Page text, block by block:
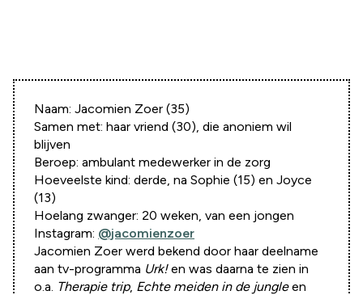
Naam: Jacomien Zoer (35)
Samen met: haar vriend (30), die anoniem wil
blijven
Beroep: ambulant medewerker in de zorg
Hoeveelste kind: derde, na Sophie (15) en Joyce
(13)
Hoelang zwanger: 20 weken, van een jongen
Instagram: @jacomienzoer
Jacomien Zoer werd bekend door haar deelname
aan tv-programma Urk!en was daarna te zien in
o.a. Therapie trip, Echte meiden in de jungleen